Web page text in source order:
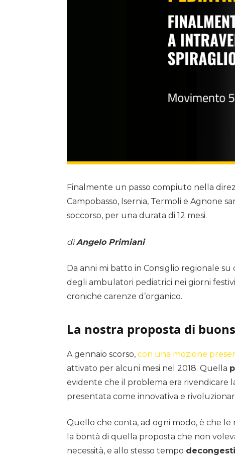
Finalmente un passo compiuto nella
Campobasso, Isernia, Termoli e Agnone
soccorso, per una durata di 12 mesi.
diAngelo Primiani
Da anni mi batto in Consiglio regionale
degli ambulatori pediatrici nei giorni
croniche carenze d’organico.
La nostra proposta di
A gennaio scorso, con una mozione
attivato per alcuni mesi nel 2018. Quella
evidente che il problema era rivendicare
presentata come innovativa e
Quello che conta, ad ogni modo, è che
la bontà di quella proposta che non
necessità, e allo stesso tempo